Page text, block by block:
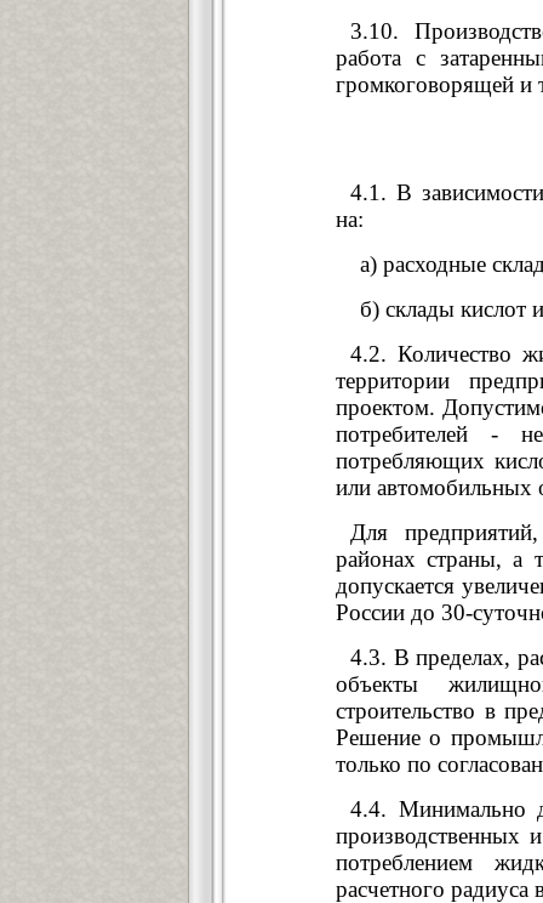
3.10.
работа с
громкоговорящей и
4.1. В
на:
а) расходные
б) склады кислот
4.2. Количество
территории
проектом.
потребителей -
потребляющих
или автомобильных
Для
районах страны, а
допускается
России до 30-
4.3. В пределах,
объекты
строительство в
Решение о
только по
4.4. Минимально
производственных
потреблением
расчетного радиуса